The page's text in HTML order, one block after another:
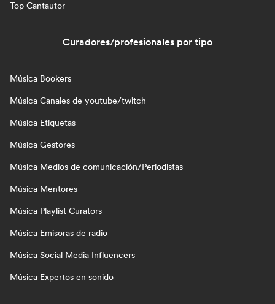
Top Cantautor
Curadores/profesionales por tipo
Música Bookers
Música Canales de youtube/twitch
Música Etiquetas
Música Gestores
Música Medios de comunicación/Periodistas
Música Mentores
Música Playlist Curators
Música Emisoras de radio
Música Social Media Influencers
Música Expertos en sonido